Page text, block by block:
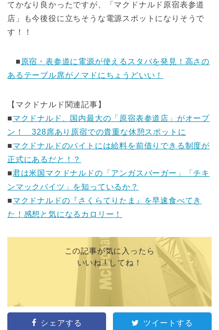
てかなり良かったですが、「マクドナルド原宿表参道
店」も今後役に立ちそうな電源スポットになりそうで
す！！
■ 原宿・表参道に電源が使えるスタバを発見！高さの
あるテーブル席がノマドにちょうどいい！
【マクドナルド関連記事】
■マクドナルド、国内最大の「原宿表参道店」がオープ
ン！ 328席あり原宿での貴重な休憩スポットに
■マクドナルドのバイトには給料を前借りできる制度が
正式にあるだと！？
■君は米国マクドナルドの「アンガスバーガー」「チキ
ンマックバイツ」を知っているか？
■マクドナルドの『さくらてりたま』を早速食べてき
た！感想と気になるカロリー！
この記事が気に入ったら
いいね ! してね！
シェアする ツイートする